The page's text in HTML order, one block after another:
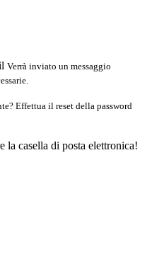
Verrà inviato un messaggio
Effettua il reset della password
la casella di posta elettronica!